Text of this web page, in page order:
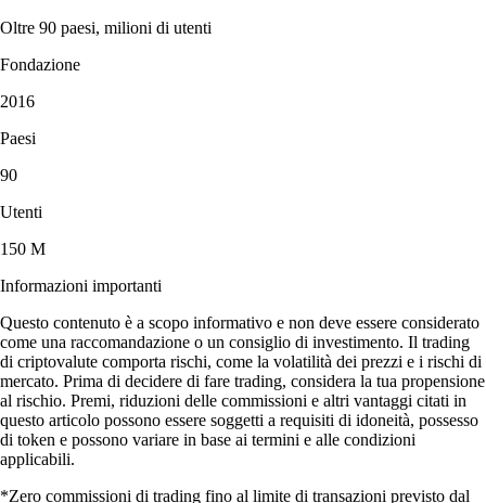
Oltre 90 paesi, milioni di utenti
Fondazione
2016
Paesi
90
Utenti
150 M
Informazioni importanti
Questo contenuto è a scopo informativo e non deve essere considerato
come una raccomandazione o un consiglio di investimento. Il trading
di criptovalute comporta rischi, come la volatilità dei prezzi e i rischi di
mercato. Prima di decidere di fare trading, considera la tua propensione
al rischio. Premi, riduzioni delle commissioni e altri vantaggi citati in
questo articolo possono essere soggetti a requisiti di idoneità, possesso
di token e possono variare in base ai termini e alle condizioni
applicabili.
*Zero commissioni di trading fino al limite di transazioni previsto dal